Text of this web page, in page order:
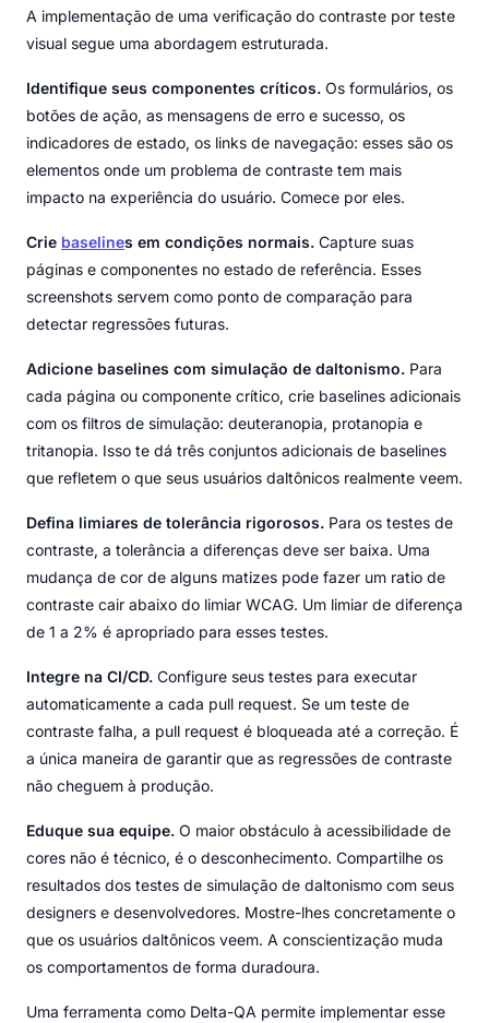
A implementação de uma verificação do contraste por teste
visual segue uma abordagem estruturada.
Identifique seus componentes críticos. Os formulários, os
botões de ação, as mensagens de erro e sucesso, os
indicadores de estado, os links de navegação: esses são os
elementos onde um problema de contraste tem mais
impacto na experiência do usuário. Comece por eles.
Crie baselines em condições normais. Capture suas
páginas e componentes no estado de referência. Esses
screenshots servem como ponto de comparação para
detectar regressões futuras.
Adicione baselines com simulação de daltonismo. Para
cada página ou componente crítico, crie baselines adicionais
com os filtros de simulação: deuteranopia, protanopia e
tritanopia. Isso te dá três conjuntos adicionais de baselines
que refletem o que seus usuários daltônicos realmente veem.
Defina limiares de tolerância rigorosos. Para os testes de
contraste, a tolerância a diferenças deve ser baixa. Uma
mudança de cor de alguns matizes pode fazer um ratio de
contraste cair abaixo do limiar WCAG. Um limiar de diferença
de 1 a 2% é apropriado para esses testes.
Integre na CI/CD. Configure seus testes para executar
automaticamente a cada pull request. Se um teste de
contraste falha, a pull request é bloqueada até a correção. É
a única maneira de garantir que as regressões de contraste
não cheguem à produção.
Eduque sua equipe. O maior obstáculo à acessibilidade de
cores não é técnico, é o desconhecimento. Compartilhe os
resultados dos testes de simulação de daltonismo com seus
designers e desenvolvedores. Mostre-lhes concretamente o
que os usuários daltônicos veem. A conscientização muda
os comportamentos de forma duradoura.
Uma ferramenta como Delta-QA permite implementar esse